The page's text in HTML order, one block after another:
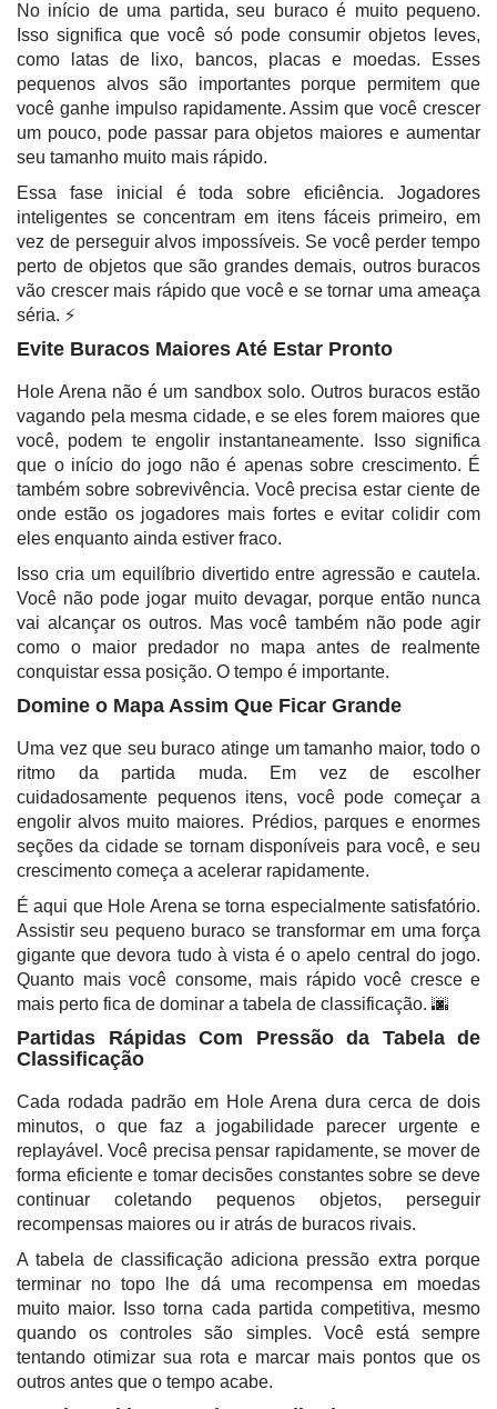
No início de uma partida, seu buraco é muito pequeno.
Isso significa que você só pode consumir objetos leves,
como latas de lixo, bancos, placas e moedas. Esses
pequenos alvos são importantes porque permitem que
você ganhe impulso rapidamente. Assim que você crescer
um pouco, pode passar para objetos maiores e aumentar
seu tamanho muito mais rápido.
Essa fase inicial é toda sobre eficiência. Jogadores
inteligentes se concentram em itens fáceis primeiro, em
vez de perseguir alvos impossíveis. Se você perder tempo
perto de objetos que são grandes demais, outros buracos
vão crescer mais rápido que você e se tornar uma ameaça
séria. ⚡
Evite Buracos Maiores Até Estar Pronto
Hole Arena não é um sandbox solo. Outros buracos estão
vagando pela mesma cidade, e se eles forem maiores que
você, podem te engolir instantaneamente. Isso significa
que o início do jogo não é apenas sobre crescimento. É
também sobre sobrevivência. Você precisa estar ciente de
onde estão os jogadores mais fortes e evitar colidir com
eles enquanto ainda estiver fraco.
Isso cria um equilíbrio divertido entre agressão e cautela.
Você não pode jogar muito devagar, porque então nunca
vai alcançar os outros. Mas você também não pode agir
como o maior predador no mapa antes de realmente
conquistar essa posição. O tempo é importante.
Domine o Mapa Assim Que Ficar Grande
Uma vez que seu buraco atinge um tamanho maior, todo o
ritmo da partida muda. Em vez de escolher
cuidadosamente pequenos itens, você pode começar a
engolir alvos muito maiores. Prédios, parques e enormes
seções da cidade se tornam disponíveis para você, e seu
crescimento começa a acelerar rapidamente.
É aqui que Hole Arena se torna especialmente satisfatório.
Assistir seu pequeno buraco se transformar em uma força
gigante que devora tudo à vista é o apelo central do jogo.
Quanto mais você consome, mais rápido você cresce e
mais perto fica de dominar a tabela de classificação. 🌆
Partidas Rápidas Com Pressão da Tabela de
Classificação
Cada rodada padrão em Hole Arena dura cerca de dois
minutos, o que faz a jogabilidade parecer urgente e
replayável. Você precisa pensar rapidamente, se mover de
forma eficiente e tomar decisões constantes sobre se deve
continuar coletando pequenos objetos, perseguir
recompensas maiores ou ir atrás de buracos rivais.
A tabela de classificação adiciona pressão extra porque
terminar no topo lhe dá uma recompensa em moedas
muito maior. Isso torna cada partida competitiva, mesmo
quando os controles são simples. Você está sempre
tentando otimizar sua rota e marcar mais pontos que os
outros antes que o tempo acabe.